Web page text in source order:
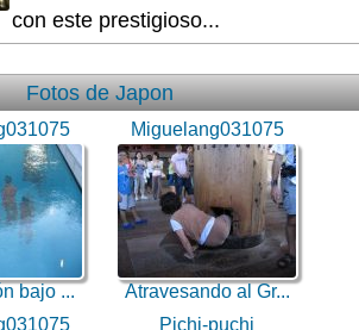
con este prestigioso...
Fotos de Japon
bajo ...
Miguelang031075
Atravesando al Gr...
Pichi-puchi